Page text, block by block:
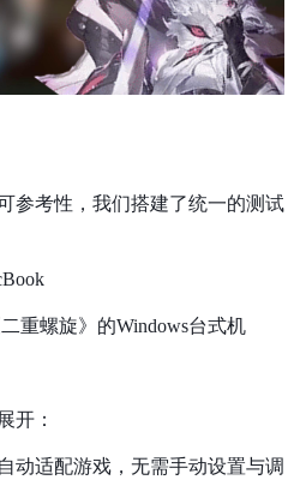
参考性，我们搭建了统一的测试
重螺旋》的Windows台式机
开：
动适配游戏，无需手动设置与调